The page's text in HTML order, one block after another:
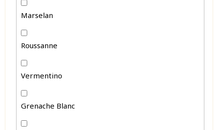
Marselan
Roussanne
Vermentino
Grenache Blanc